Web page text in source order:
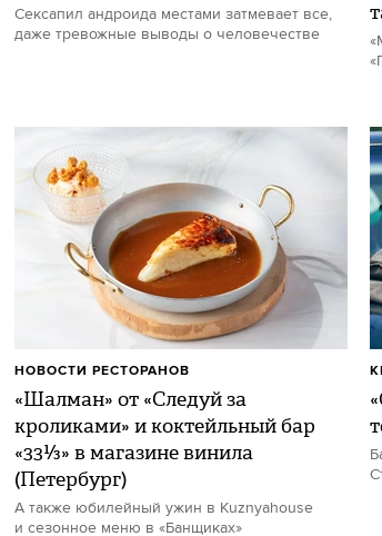
Сексапил андроида местами затмевает все,
даже тревожные выводы о человечестве
«Шалман» от «Следуй за
кроликами» и коктейльный бар
«33⅓» в магазине винила
(Петербург)
А также юбилейный ужин в Kuznyahouse
и сезонное меню в «Банщиках»
НОВОСТИ РЕСТОРАНОВ